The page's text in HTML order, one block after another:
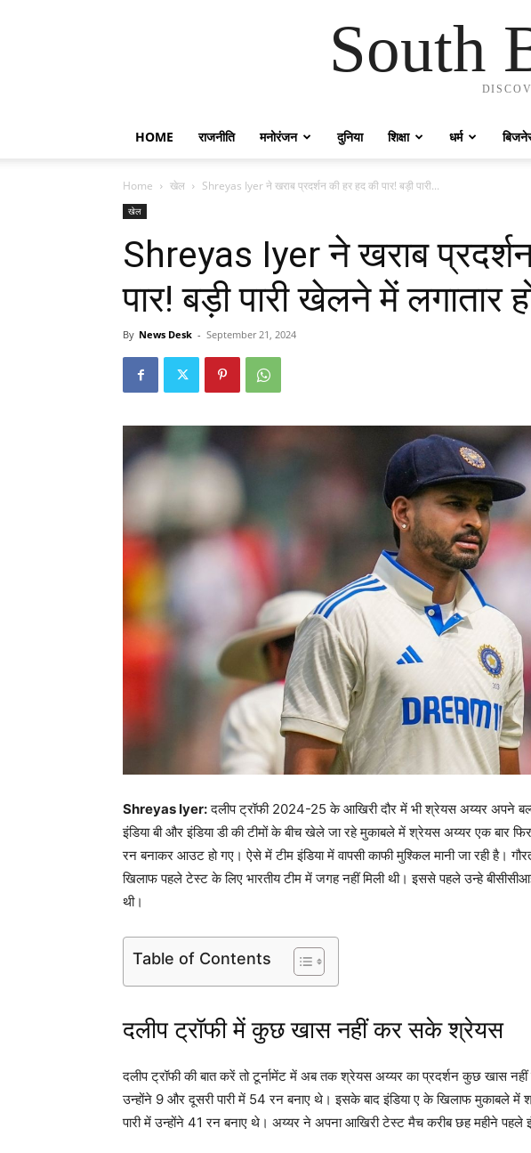
South
HOME राजनीति मनोरंजन दुनिया शिक्षा धर्म
Home खेल Shreyas Iyer ने खराब प्रदर्शन की हर हद की पार! बड़ी पारी...
खेल
Shreyas Iyer ने खराब
पार! बड़ी पारी खेलने में लगातार
By News Desk - September 21, 2024
Shreyas Iyer:दलीप ट्रॉफी 2024-25 के आखिरी दौर में भी श्रेयस अय्यर
इंडिया बी और इंडिया डी की टीमों के बीच खेले जा रहे मुकाबले में श्रेयस अय्यर एक बार
रन बनाकर आउट हो गए। ऐसे में टीम इंडिया में वापसी काफी मुश्किल मानी जा रही है।
खिलाफ पहले टेस्‍ट के लिए भारतीय टीम में जगह नहीं मिली थी। इससे पहले उन्‍हे
थी।
Table of Contents
दलीप ट्रॉफी में कुछ खास नहीं कर सके श्रेयस
दलीप ट्रॉफी की बात करें तो टूर्नामेंट में अब तक श्रेयस अय्यर का प्रदर्शन कुछ खास नहीं
उन्‍होंने 9 और दूसरी पारी में 54 रन बनाए थे। इसके बाद इंडिया ए के खिलाफ मुकाबले में
पारी में उन्‍होंने 41 रन बनाए थे। अय्यर ने अपना आखिरी टेस्ट मैच करीब छह महीने